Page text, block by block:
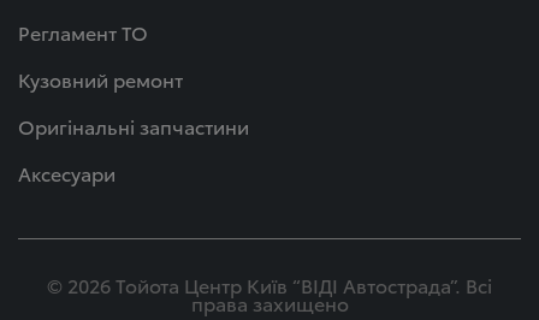
Регламент ТО
Кузовний ремонт
Оригінальні запчастини
Аксесуари
© 2026 Тойота Центр Київ “ВІДІ Автострада”. Всі
права захищено